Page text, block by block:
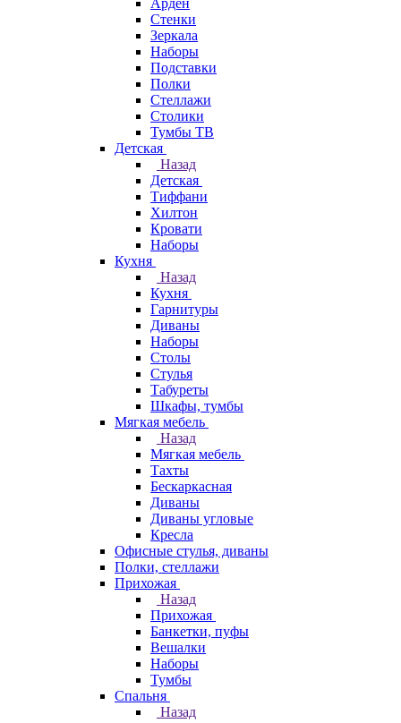
Арден
Стенки
Зеркала
Наборы
Подставки
Полки
Стеллажи
Столики
Тумбы ТВ
Детская
Назад
Детская
Тиффани
Хилтон
Кровати
Наборы
Кухня
Назад
Кухня
Гарнитуры
Диваны
Наборы
Столы
Стулья
Табуреты
Шкафы, тумбы
Мягкая мебель
Назад
Мягкая мебель
Тахты
Бескаркасная
Диваны
Диваны угловые
Кресла
Офисные стулья, диваны
Полки, стеллажи
Прихожая
Назад
Прихожая
Банкетки, пуфы
Вешалки
Наборы
Тумбы
Спальня
Назад